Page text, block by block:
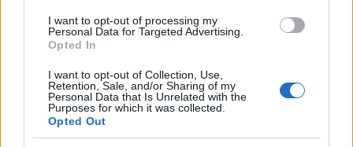
I want to opt-out of processing my
Personal Data for Targeted Advertising.
Opted In
I want to opt-out of Collection, Use,
Retention, Sale, and/or Sharing of my
Personal Data that Is Unrelated with the
Purposes for which it was collected.
Opted Out
αλκοόλ που σε ξεμεθά και σε απαλλάσσει από όλα τα
δυσάρεστα που συνεπάγεται η χρήση του σε λίγα
μόνο δευτερόλεπτα. Πρόκειται για μια νανοκάψουλα
που περιέχει μια ευρεία γκάμα ενζύμων που διασπούν
το αλκοόλ με τον ίδιο τρόπο που το διασπά και το
συκώτι αλλά σε πολύ λιγότερο χρόνο.